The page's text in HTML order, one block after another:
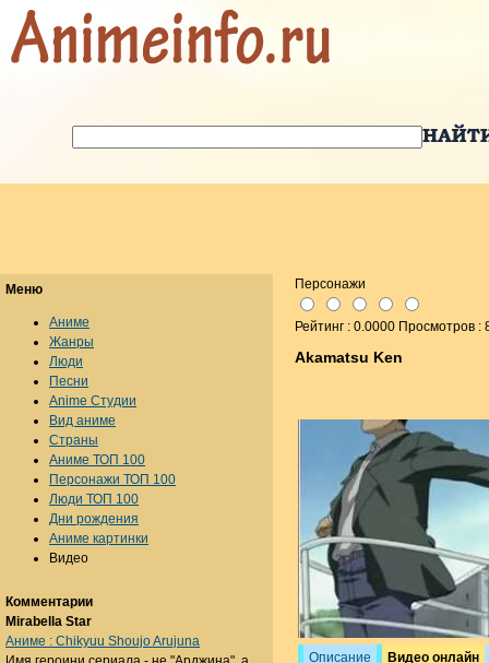
Персонажи
Рейтинг : 0.0000 Просмотров :
Akamatsu Ken
Описание Видео онлайн
Меню
Аниме
Жанры
Люди
Песни
Anime Студии
Вид аниме
Страны
Аниме ТОП 100
Персонажи ТОП 100
Люди ТОП 100
Дни рождения
Аниме картинки
Видео
Комментарии
Mirabella Star
Аниме : Chikyuu Shoujo Arujuna